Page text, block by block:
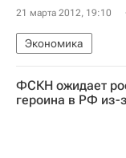
21 марта 2012, 19:10
Экономика
ФСКН ожидает
героина в РФ из-